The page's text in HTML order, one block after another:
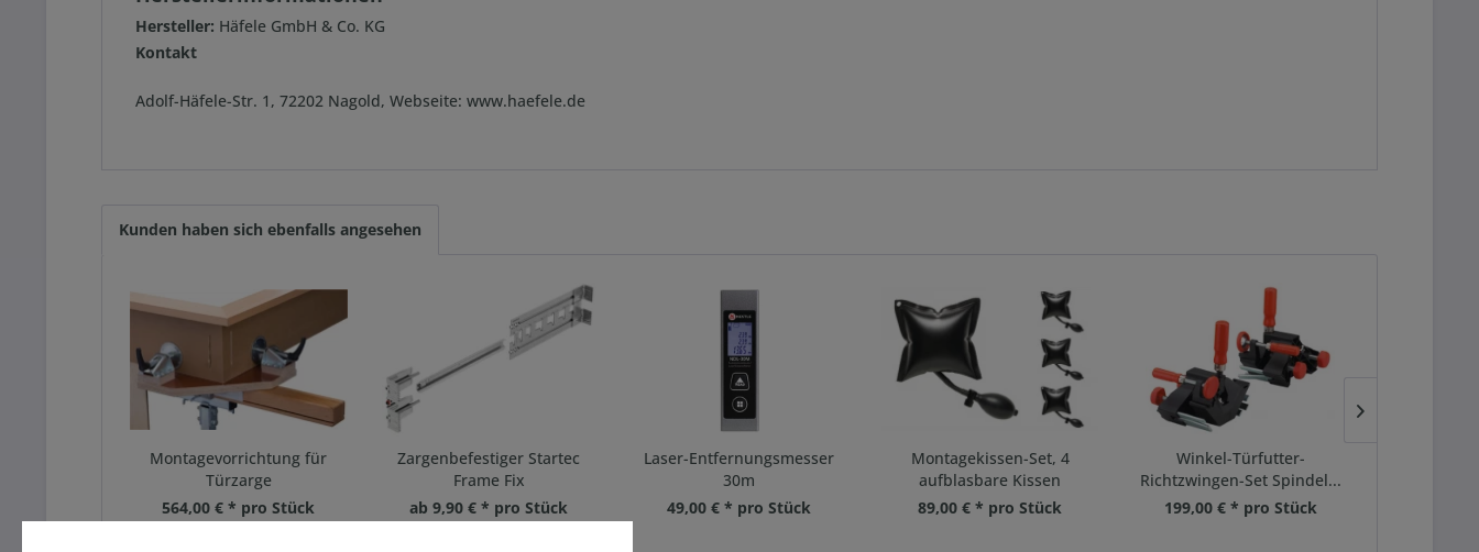
Hersteller: Häfele GmbH & Co. KG
Kontakt
Adolf-Häfele-Str. 1, 72202 Nagold, Webseite: www.haefele.de
Kunden haben sich ebenfalls angesehen
Montagevorrichtung für
Türzarge
564,00 € * pro Stück
Zargenbefestiger Startec
Frame Fix
ab 9,90 € * pro Stück
Laser-Entfernungsmesser
30m
49,00 € * pro Stück
Montagekissen-Set, 4
aufblasbare Kissen
89,00 € * pro Stück
Winkel-Türfutter-
Richtzwingen-Set Spindel...
199,00 € * pro Stück